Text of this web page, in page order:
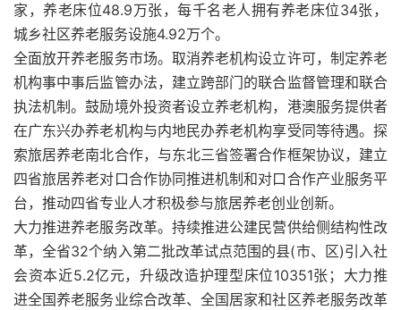
家，养老床位48.9万张，每千名老人拥有养老床位34张，
城乡社区养老服务设施4.92万个。
全面放开养老服务市场。取消养老机构设立许可，制定养老
机构事中事后监管办法，建立跨部门的联合监督管理和联合
执法机制。鼓励境外投资者设立养老机构，港澳服务提供者
在广东兴办养老机构与内地民办养老机构享受同等待遇。探
索旅居养老南北合作，与东北三省签署合作框架协议，建立
四省旅居养老对口合作协同推进机制和对口合作产业服务平
台，推动四省专业人才积极参与旅居养老创业创新。
大力推进养老服务改革。持续推进公建民营供给侧结构性改
革，全省32个纳入第二批改革试点范围的县(市、区)引入社
会资本近5.2亿元，升级改造护理型床位10351张；大力推
进全国养老服务业综合改革、全国居家和社区养老服务改革